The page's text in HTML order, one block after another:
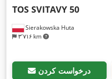
Sierakowska Huta
۳٬۷۱۶ km
TOS SVITAVY 50
درخواست کردن